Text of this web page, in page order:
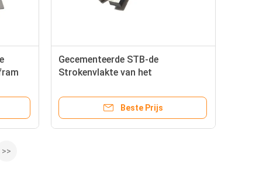
Gecementeerde STB-de
Strokenvlakte van het
Houtbewerkingshulpmiddelen
Beste Prijs
>>